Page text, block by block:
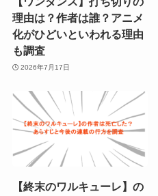
理由は？作者は誰？アニメ
化がひどいといわれる理由
も調査
2026年7月17日
【終末のワルキューレ】の